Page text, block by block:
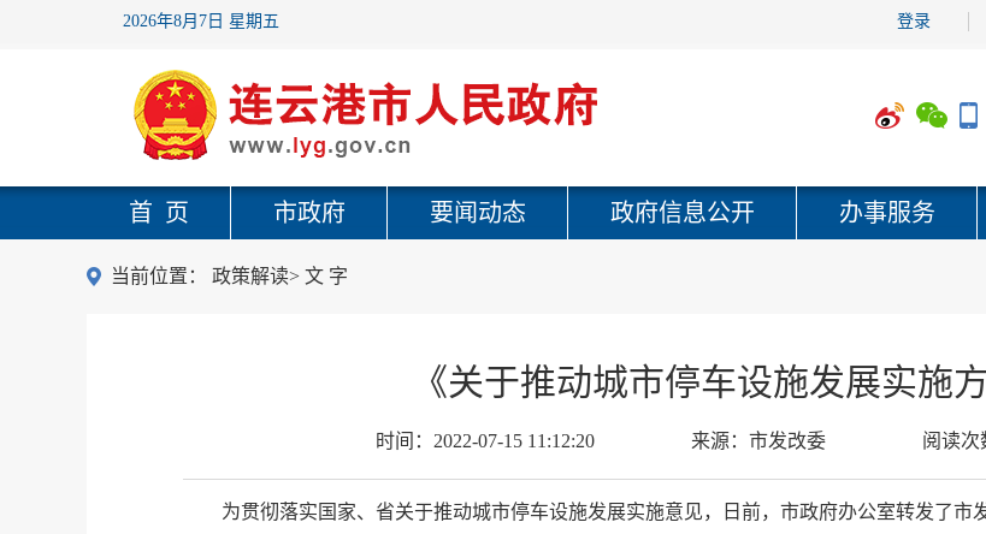
2026年8月7日 星期五 登录
首 页 市政府 要闻动态 政府信息公开 办事服务
当前位置： 政策解读> 文 字
《关于推动城市停车设施发展实施
时间： 2022-07-15 11:12:20 来源： 市发改委 阅读次
为贯彻落实国家、省关于推动城市停车设施发展实施意见，日前，市政府办公室转发了